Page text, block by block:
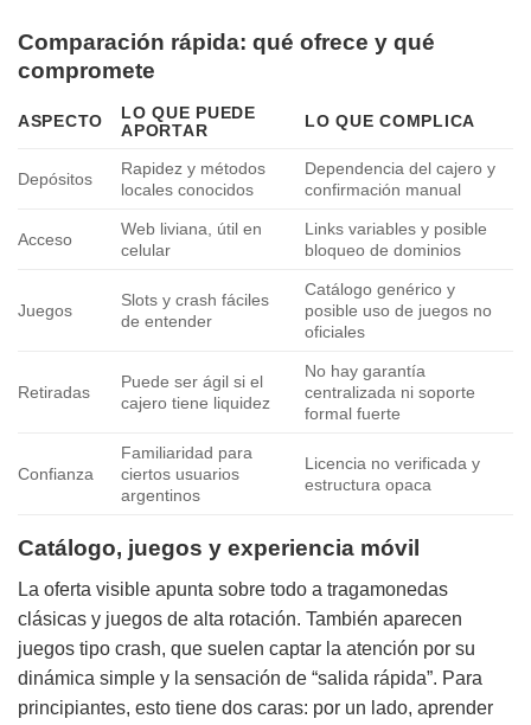
Comparación rápida: qué ofrece y qué
compromete
ASPECTO
LO QUE PUEDE
APORTAR
LO QUE COMPLICA
Depósitos
Rapidez y métodos
locales conocidos
Dependencia del cajero y
confirmación manual
Acceso
Web liviana, útil en
celular
Links variables y posible
bloqueo de dominios
Juegos
Slots y crash fáciles
de entender
Catálogo genérico y
posible uso de juegos no
oficiales
Retiradas
Puede ser ágil si el
cajero tiene liquidez
No hay garantía
centralizada ni soporte
formal fuerte
Confianza
Familiaridad para
ciertos usuarios
argentinos
Licencia no verificada y
estructura opaca
Catálogo, juegos y experiencia móvil
La oferta visible apunta sobre todo a tragamonedas
clásicas y juegos de alta rotación. También aparecen
juegos tipo crash, que suelen captar la atención por su
dinámica simple y la sensación de “salida rápida”. Para
principiantes, esto tiene dos caras: por un lado, aprender